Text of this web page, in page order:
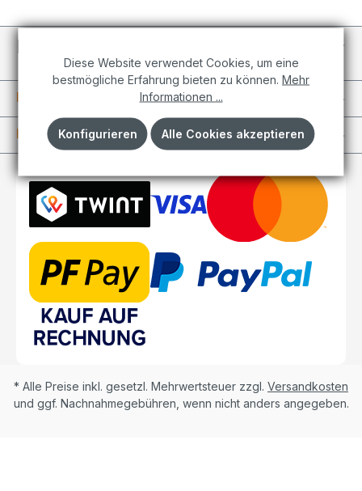
Individuelle Projekte
Informationen
Kundenkonto
* Alle Preise inkl. gesetzl. Mehrwertsteuer zzgl. Versandkosten
und ggf. Nachnahmegebühren, wenn nicht anders angegeben.
Diese Website verwendet Cookies, um eine
bestmögliche Erfahrung bieten zu können. Mehr
Informationen ...
Konfigurieren Alle Cookies akzeptieren